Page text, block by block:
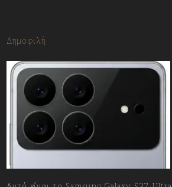
Δημοφιλή